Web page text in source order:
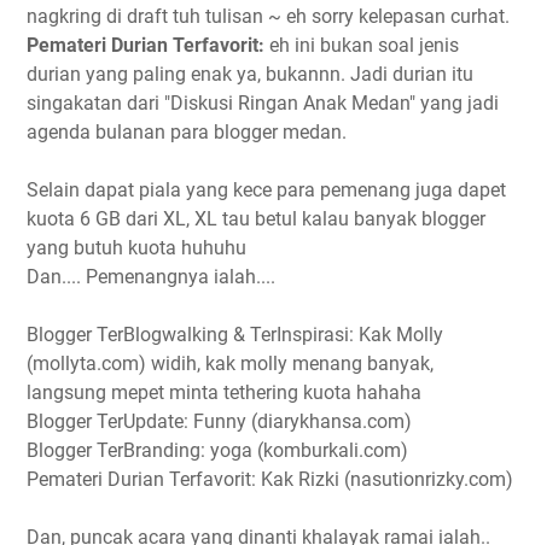
nagkring di draft tuh tulisan ~ eh sorry kelepasan curhat.
Pemateri Durian Terfavorit: eh ini bukan soal jenis
durian yang paling enak ya, bukannn. Jadi durian itu
singakatan dari "Diskusi Ringan Anak Medan" yang jadi
agenda bulanan para blogger medan.
Selain dapat piala yang kece para pemenang juga dapet
kuota 6 GB dari XL, XL tau betul kalau banyak blogger
yang butuh kuota huhuhu
Dan.... Pemenangnya ialah....
Blogger TerBlogwalking & TerInspirasi: Kak Molly
(mollyta.com) widih, kak molly menang banyak,
langsung mepet minta tethering kuota hahaha
Blogger TerUpdate: Funny (diarykhansa.com)
Blogger TerBranding: yoga (komburkali.com)
Pemateri Durian Terfavorit: Kak Rizki (nasutionrizky.com)
Dan, puncak acara yang dinanti khalayak ramai ialah..